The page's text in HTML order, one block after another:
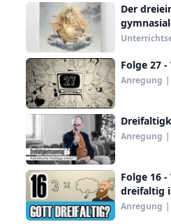
Der
Folge 27 -
Anregung |
Anregung |
Folge 16
dreifaltig
Anregung |